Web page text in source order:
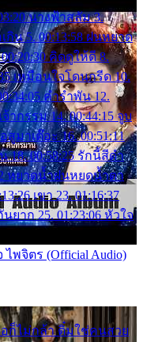
นางฟ้าสลัม 3.
กิน 5. 00:13:58 ฝนหยาด
คิดดูให้ดี 8.
เหมือนใจโดนกรีด 10.
คำรำพัน 12.
ากรรม 14. 00:44:15 จูบ
สูมาเต๊อะ 16. 00:51:11
18. 00:58:25 รักนี้สีดำ
หยาดน้ำฝนหยดน้ำตา
เขา 23. 01:16:37
ยาก 25. 01:23:06 หัวใจ
ไพจิตร (Official Audio)
ก็ไม่กล้า ติ๋มใช่คนสวย